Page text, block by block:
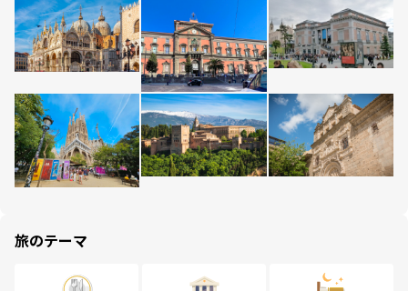
旅のテーマ